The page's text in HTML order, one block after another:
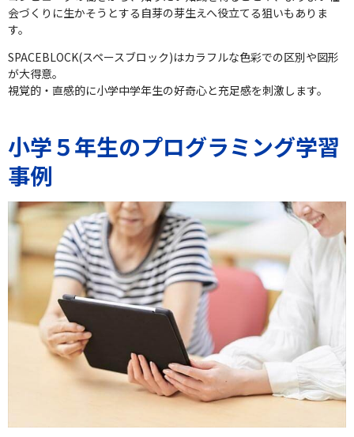
会づくりに生かそうとする自芽の芽生えへ役立てる狙いもありま
す。
SPACEBLOCK(スペースブロック)はカラフルな色彩での区別や図形
が大得意。
視覚的・直感的に小学中学年生の好奇心と充足感を刺激します。
小学５年生のプログラミング学習
事例